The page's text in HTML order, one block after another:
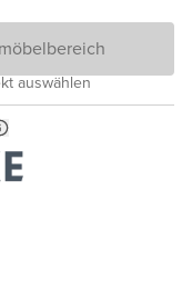
auswählen